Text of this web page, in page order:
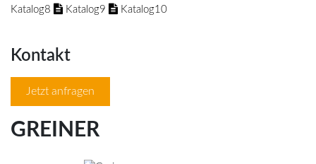
Katalog8
Katalog9 Katalog10
Kontakt
Jetzt anfragen
GREINER